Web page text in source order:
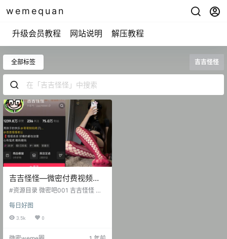
wemequan
升级会员教程 网站说明 解压教程
全部标签 吉吉怪怪
吉吉怪怪—微密付费视频图
片合集【持续更新】
#资源目录 微密吧001 吉吉怪怪 抖
音 吉吉怪怪 微密圈 NO.001期 [21P
-3.34 MB] 2025.05.12 抖音 吉吉怪
每日好图
3.5k 0